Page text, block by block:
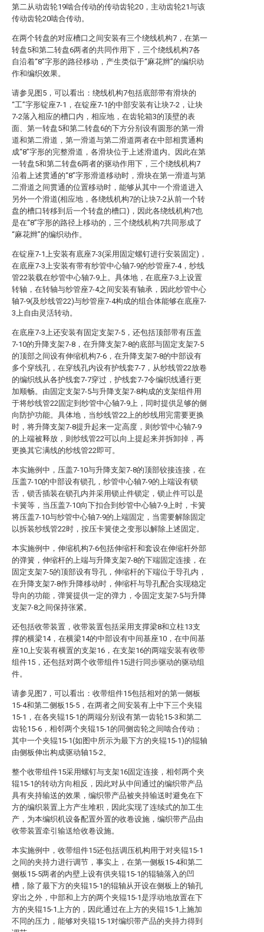
第二从动齿轮19啮合传动的传动齿轮20，主动齿轮21与该
传动齿轮20啮合传动。
在两个转盘的对应槽口之间安装有三个绕线机构7，在第一
转盘5和第二转盘6两者的共同作用下，三个绕线机构7各
自沿着“8”字形的路径移动，产生类似于“麻花辫”的编织动
作和编织效果。
请参见图5，可以看出：绕线机构7包括底部带有滑块的
“工”字形锭座7-1，在锭座7-1的中部安装有让块7-2，让块
7-2落入相应的槽口内，相应地，在齿轮箱3的顶壁的表
面、第一转盘5和第二转盘6的下方分别设有圆形的第一滑
道和第二滑道，第一滑道与第二滑道两者在中部相贯通构
成“8”字形的完整滑道，各滑块位于上述滑道内。因此在第
一转盘5和第二转盘6两者的驱动作用下，三个绕线机构7
沿着上述贯通的“8”字形滑道移动时，滑块在第一滑道与第
二滑道之间贯通的位置移动时，能够从其中一个滑道进入
另外一个滑道(相应地，各绕线机构7的让块7-2从前一个转
盘的槽口转移到后一个转盘的槽口)，因此各绕线机构7也
是在“8”字形的路径上移动的，三个绕线机构7共同形成了
“麻花辫”的编织动作。
在锭座7-1上安装有底座7-3(采用固定螺钉进行安装固定)，
在底座7-3上安装有带有纱管中心轴7-9的纱管座7-4，纱线
管22装载在纱管中心轴7-9上。具体地，在底座7-3上设置
转轴，在转轴与纱管座7-4之间安装有轴承，因此纱管中心
轴7-9(及纱线管22)与纱管座7-4构成的组合体能够在底座7-
3上自由灵活转动。
在底座7-3上还安装有固定支架7-5，还包括顶部带有压盖
7-10的升降支架7-8，在升降支架7-8的底部与固定支架7-5
的顶部之间设有伸缩机构7-6，在升降支架7-8的中部设有
多个穿线孔，在穿线孔内设有护线套7-7，从纱线管22放卷
的编织线从各护线套7-7穿过，护线套7-7令编织线通行更
加顺畅。由固定支架7-5与升降支架7-8构成的支架组件用
于将纱线管22固定到纱管中心轴7-9上，同时提供足够的侧
向防护功能。具体地，当纱线管22上的纱线用完需要更换
时，将升降支架7-8提升起来一定高度，则纱管中心轴7-9
的上端被释放，则纱线管22可以向上提起来并拆卸掉，再
更换其它满线的纱线管22即可。
本实施例中，压盖7-10与升降支架7-8的顶部铰接连接，在
压盖7-10的中部设有锁孔，纱管中心轴7-9的上端设有锁
舌，锁舌插装在锁孔内并采用锁止件锁定，锁止件可以是
卡簧等，当压盖7-10向下扣合到纱管中心轴7-9上时，卡簧
将压盖7-10与纱管中心轴7-9的上端固定，当需要解除固定
以拆装纱线管22时，按压卡簧使之变形以解除上述固定。
本实施例中，伸缩机构7-6包括伸缩杆和套设在伸缩杆外部
的弹簧，伸缩杆的上端与升降支架7-8的下端固定连接，在
固定支架7-5的顶部设有导孔，伸缩杆的下端位于导孔内，
在升降支架7-8作升降移动时，伸缩杆与导孔配合实现稳定
导向的功能，弹簧提供一定的弹力，令固定支架7-5与升降
支架7-8之间保持张紧。
还包括收带装置，收带装置包括采用支撑梁8和立柱13支
撑的横梁14，在横梁14的中部设有中间基座10，在中间基
座10上安装有横置的支架16，在支架16的两端安装有收带
组件15，还包括对两个收带组件15进行同步驱动的驱动组
件。
请参见图7，可以看出：收带组件15包括相对的第一侧板
15-4和第二侧板15-5，在两者之间安装有上中下三个夹辊
15-1，在各夹辊15-1的两端分别设有第一齿轮15-3和第二
齿轮15-6，相邻两个夹辊15-1的同侧齿轮之间啮合传动；
其中一个夹辊15-1(如图中所示为最下方的夹辊15-1)的辊轴
由侧板伸出构成驱动轴15-2。
整个收带组件15采用螺钉与支架16固定连接，相邻两个夹
辊15-1的转动方向相反，因此对从中间通过的编织带产品
具有夹持输送的效果，编织带产品被夹持输送时避免在下
方的编织装置上方产生堆积，因此实现了连续式的加工生
产，为本编织机设备配置外置的收卷设施，编织带产品由
收带装置牵引输送给收卷设施。
本实施例中，收带组件15还包括调压机构用于对夹辊15-1
之间的夹持力进行调节，事实上，在第一侧板15-4和第二
侧板15-5两者的内壁上设有供夹辊15-1的辊轴落入的凹
槽，除了最下方的夹辊15-1的辊轴从开设在侧板上的轴孔
穿出之外，中部和上方的两个夹辊15-1是浮动地放置在下
方的夹辊15-1上方的，因此通过在上方的夹辊15-1上施加
不同的压力，能够对夹辊15-1对编织带产品的夹持力得到